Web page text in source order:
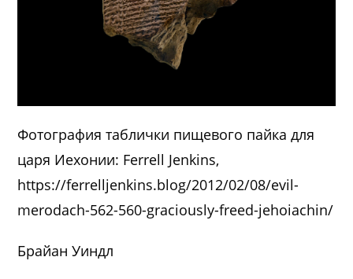
Фотография таблички пищевого пайка для
царя Иехонии: Ferrell Jenkins,
https://ferrelljenkins.blog/2012/02/08/evil-
merodach-562-560-graciously-freed-jehoiachin/
Брайан Уиндл